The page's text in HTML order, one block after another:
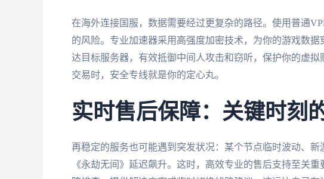
在海外连接国服，数据需要经过更复杂的路径。使用普通
的风险。专业加速器采用高强度加密技术，为你的游戏数
达目标服务器，有效抵御中间人攻击和窃听，保护你的虚
交易时，安全专线就是你的定心丸。
实时售后保障：关键时刻
再稳定的服务也可能遇到突发状况：某个节点临时波动、
《永劫无间》延迟飙升。这时，高效专业的售后支持至关